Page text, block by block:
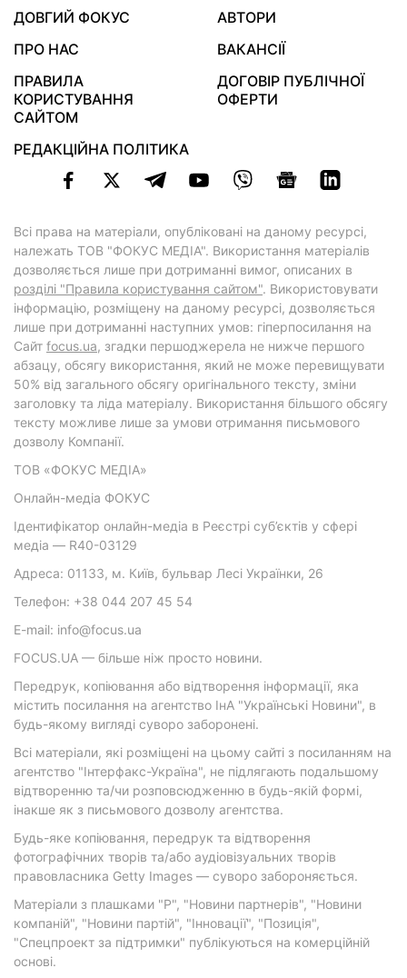
ДОВГИЙ ФОКУС
АВТОРИ
ПРО НАС
ВАКАНСІЇ
ПРАВИЛА
КОРИСТУВАННЯ
САЙТОМ
ДОГОВІР ПУБЛІЧНОЇ
ОФЕРТИ
РЕДАКЦІЙНА ПОЛІТИКА
Всі права на матеріали, опубліковані на даному ресурсі,
належать ТОВ "ФОКУС МЕДІА". Використання матеріалів
дозволяється лише при дотриманні вимог, описаних в
розділі "Правила користування сайтом". Використовувати
інформацію, розміщену на даному ресурсі, дозволяється
лише при дотриманні наступних умов: гіперпосилання на
Cайт focus.ua, згадки першоджерела не нижче першого
абзацу, обсягу використання, який не може перевищувати
50% від загального обсягу оригінального тексту, зміни
заголовку та ліда матеріалу. Використання більшого обсягу
тексту можливе лише за умови отримання письмового
дозволу Компанії.
ТОВ «ФОКУС МЕДІА»
Онлайн-медіа ФОКУС
Ідентифікатор онлайн-медіа в Реєстрі суб’єктів у сфері
медіа — R40-03129
Адреса: 01133, м. Київ, бульвар Лесі Українки, 26
Телефон: +38 044 207 45 54
E-mail: info@focus.ua
FOCUS.UA — більше ніж просто новини.
Передрук, копіювання або відтворення інформації, яка
містить посилання на агентство ІнА "Українські Новини", в
будь-якому вигляді суворо заборонені.
Всі матеріали, які розміщені на цьому сайті з посиланням на
агентство "Інтерфакс-Україна", не підлягають подальшому
відтворенню та/чи розповсюдженню в будь-якій формі,
інакше як з письмового дозволу агентства.
Будь-яке копіювання, передрук та відтворення
фотографічних творів та/або аудіовізуальних творів
правовласника Getty Images — суворо забороняється.
Матеріали з плашками "Р", "Новини партнерів", "Новини
компаній", "Новини партій", "Інновації", "Позиція",
"Спецпроект за підтримки" публікуються на комерційній
основі.